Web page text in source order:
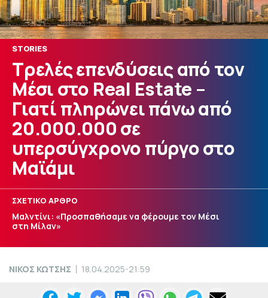
STORIES
Τρελές επενδύσεις από τον
Μέσι στο Real Estate –
Γιατί πληρώνει πάνω από
20.000.000 σε
υπερσύγχρονο πύργο στο
Μαϊάμι
ΣΧΕΤΙΚΟ ΑΡΘΡΟ
Μαλντίνι: «Προσπαθήσαμε να φέρουμε τον Μέσι
στη Μίλαν»
ΝΙΚΟΣ ΚΩΤΣΗΣ 18.04.2025-21:59